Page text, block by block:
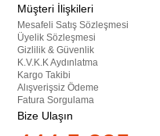
Müşteri İlişkileri
Mesafeli Satış Sözleşmesi
Üyelik Sözleşmesi
Gizlilik & Güvenlik
K.V.K.K Aydınlatma
Kargo Takibi
Alışverişsiz Ödeme
Fatura Sorgulama
Bize Ulaşın